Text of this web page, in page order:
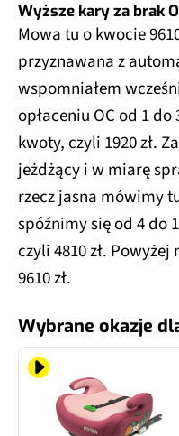
Wyższe kary za brak
Mowa tu o kwocie
przyznawana z
wspomniałem
opłaceniu OC od 1
kwoty, czyli 1920 zł.
jeżdżący i w miarę
rzecz jasna mówimy
spóźnimy się od 4 do
czyli 4810 zł.
9610 zł.
Wybrane okazje